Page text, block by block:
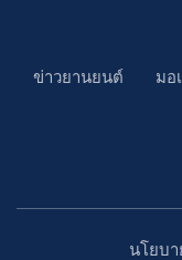
ข่าวยานยนต์ มอ
นโยบา